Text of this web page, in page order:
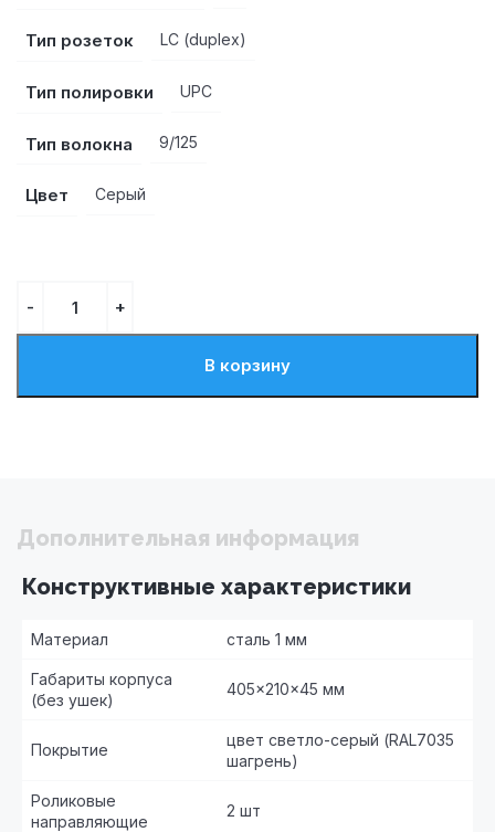
Тип розеток LC (duplex)
Тип полировки UPC
Тип волокна 9/125
Цвет Серый
В корзину
Дополнительная информация
Конструктивные характеристики
Материал сталь 1 мм
Габариты корпуса
(без ушек)
405×210×45 мм
Покрытие
цвет светло-серый (RAL7035
шагрень)
Роликовые
направляющие
2 шт